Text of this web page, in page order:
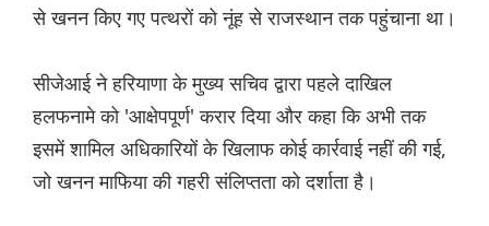
से खनन किए गए पत्थरों को नूंह से राजस्थान तक पहुंचाना था।
सीजेआई ने हरियाणा के मुख्य सचिव द्वारा पहले दाखिल
हलफनामे को 'आक्षेपपूर्ण' करार दिया और कहा कि अभी तक
इसमें शामिल अधिकारियों के खिलाफ कोई कार्रवाई नहीं की गई,
जो खनन माफिया की गहरी संलिप्तता को दर्शाता है।